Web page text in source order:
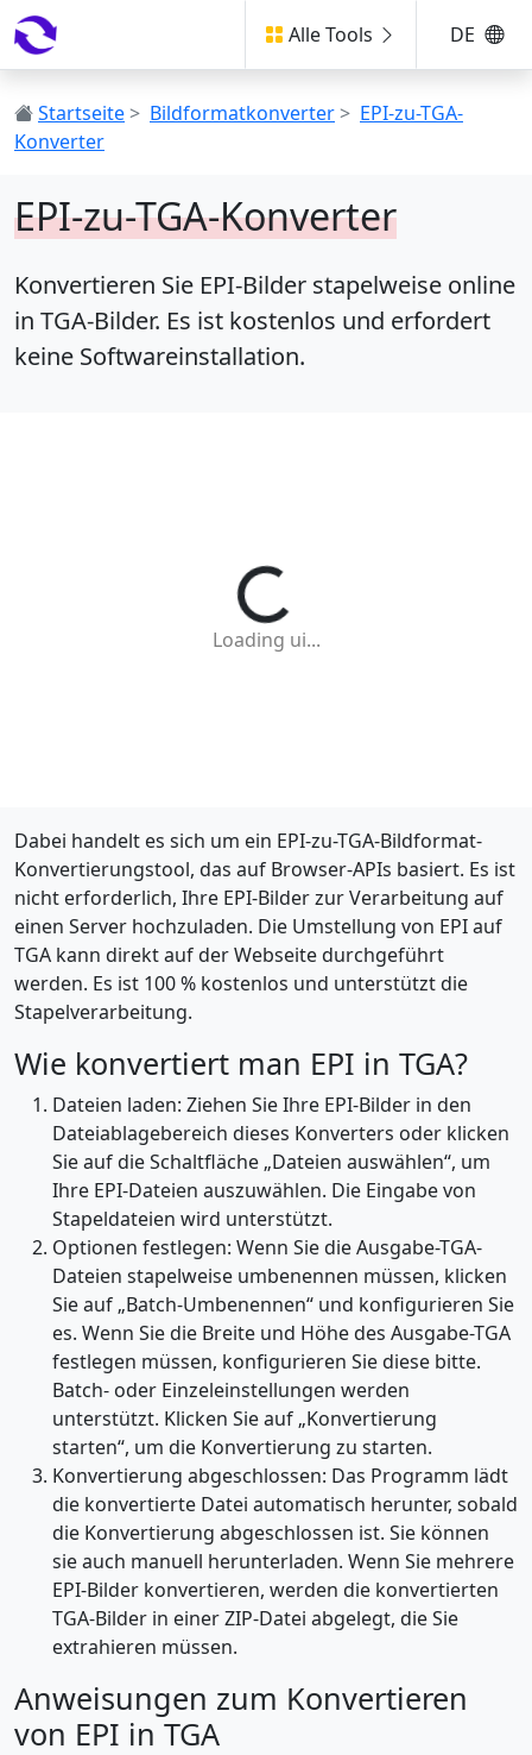
Alle Tools DE
Startseite> Bildformatkonverter> EPI-zu-TGA-
Konverter
EPI-zu-TGA-Konverter
Konvertieren Sie EPI-Bilder stapelweise online
in TGA-Bilder. Es ist kostenlos und erfordert
keine Softwareinstallation.
Loading ui...
Dabei handelt es sich um ein EPI-zu-TGA-Bildformat-
Konvertierungstool, das auf Browser-APIs basiert. Es ist
nicht erforderlich, Ihre EPI-Bilder zur Verarbeitung auf
einen Server hochzuladen. Die Umstellung von EPI auf
TGA kann direkt auf der Webseite durchgeführt
werden. Es ist 100 % kostenlos und unterstützt die
Stapelverarbeitung.
Wie konvertiert man EPI in TGA?
Dateien laden: Ziehen Sie Ihre EPI-Bilder in den
Dateiablagebereich dieses Konverters oder klicken
Sie auf die Schaltfläche „Dateien auswählen“, um
Ihre EPI-Dateien auszuwählen. Die Eingabe von
Stapeldateien wird unterstützt.
Optionen festlegen: Wenn Sie die Ausgabe-TGA-
Dateien stapelweise umbenennen müssen, klicken
Sie auf „Batch-Umbenennen“ und konfigurieren Sie
es. Wenn Sie die Breite und Höhe des Ausgabe-TGA
festlegen müssen, konfigurieren Sie diese bitte.
Batch- oder Einzeleinstellungen werden
unterstützt. Klicken Sie auf „Konvertierung
starten“, um die Konvertierung zu starten.
Konvertierung abgeschlossen: Das Programm lädt
die konvertierte Datei automatisch herunter, sobald
die Konvertierung abgeschlossen ist. Sie können
sie auch manuell herunterladen. Wenn Sie mehrere
EPI-Bilder konvertieren, werden die konvertierten
TGA-Bilder in einer ZIP-Datei abgelegt, die Sie
extrahieren müssen.
Anweisungen zum Konvertieren
von EPI in TGA